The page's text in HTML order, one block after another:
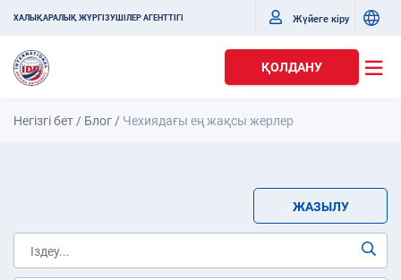
ХАЛЫҚАРАЛЫҚ ЖҮРГІЗУШІЛЕР АГЕНТТІГІ Жүйеге кіру
ҚОЛДАНУ
Негізгі бет / Блог / Чехиядағы ең жақсы жерлер
ЖАЗЫЛУ